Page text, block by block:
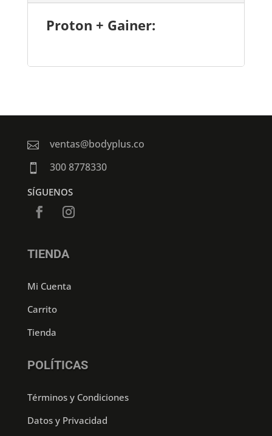
Proton + Gainer:
 ventas@bodyplus.co
 300 8778330
SÍGUENOS
TIENDA
Mi Cuenta
Carrito
Tienda
POLÍTICAS
Términos y Condiciones
Datos y Privacidad